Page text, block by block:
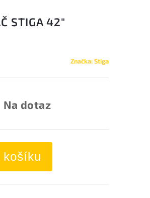
STIGA 42"
Značka:Stiga
Na dotaz
košíku